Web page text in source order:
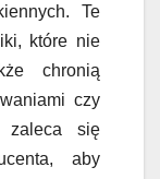
Te
które nie
chronią
czy
zaleca się
aby